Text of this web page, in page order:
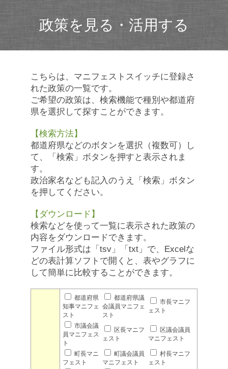
政策を見る・活用する
こちらは、マニフェストスイッチに登録さ
れた政策の一覧です。
ご希望の政策は、検索機能で種別や都道府
県を選択して探すことができます。
【検索方法】
都道府県などのボタンを選択（複数可）し
て、「検索」ボタンを押すと表示されま
す。
政治家名なども記入のうえ「検索」ボタン
を押してください。
【ダウンロード】
検索などを使って一覧に表示された政策の
内容をダウンロードできます。
ファイル形式は「tsv」「txt」で、Excelな
どの表計算ソフトで開くと、表やグラフに
して簡単に比較することができます。
都道府県
知事マニフェ
スト
都道府県議
会議員マニフェ
スト
市長マニフ
ェスト
市議会議
員マニフェス
ト
区長マニフ
ェスト
区議会議員
マニフェスト
町長マニ
フェスト
町議会議員
マニフェスト
村長マニフ
ェスト